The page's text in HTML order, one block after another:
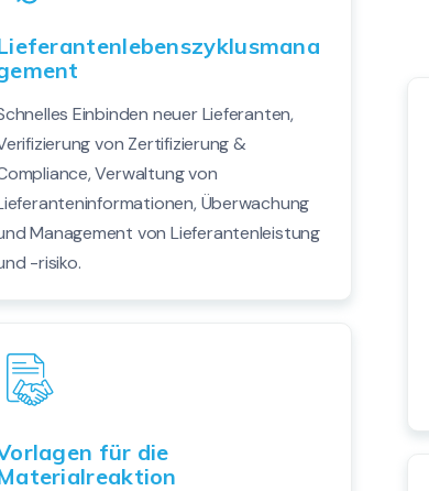
Einbinden neuer Lieferanten,
von Zertifizierung &
Verwaltung von
Überwachung
Management von Lieferantenleistung
-risiko.
für die